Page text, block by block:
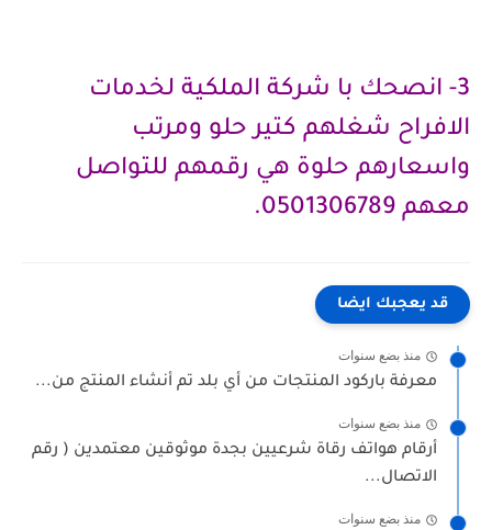
معهم 0501306789.
قد يعجبك ايضا
منذ بضع سنوات
معرفة باركود المنتجات من أي بلد تم أنشاء المنتج من...
منذ بضع سنوات
أرقام هواتف رقاة شرعيين بجدة موثوقين معتمدين ( رقم
الاتصال...
منذ بضع سنوات